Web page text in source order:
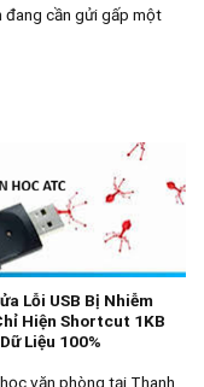
đang cần gửi gấp một
Lỗi USB Bị Nhiễm
Hiện Shortcut 1KB
Liệu 100%
văn phòng tại Thanh